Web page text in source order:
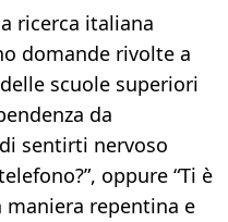
ricerca italiana
domande rivolte a
scuole superiori
da
sentirti nervoso
oppure “Ti è
maniera repentina e